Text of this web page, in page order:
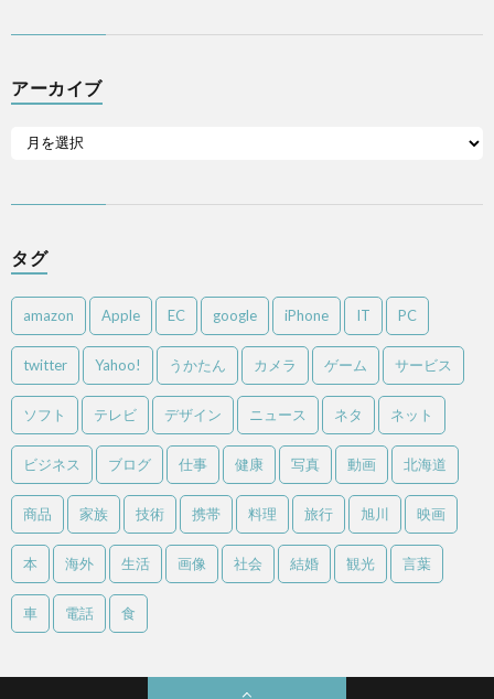
アーカイブ
タグ
amazon Apple EC google iPhone IT PC
twitter Yahoo! うかたん カメラ ゲーム サービス
ソフト テレビ デザイン ニュース ネタ ネット
ビジネス ブログ 仕事 健康 写真 動画 北海道
商品 家族 技術 携帯 料理 旅行 旭川 映画
本 海外 生活 画像 社会 結婚 観光 言葉
車 電話 食